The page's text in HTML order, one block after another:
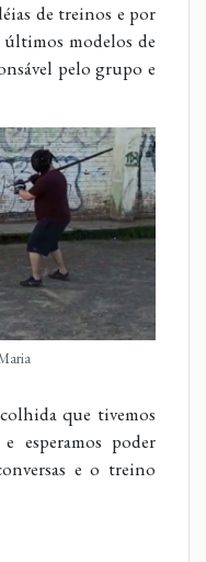
de treinos e por
modelos de
pelo grupo e
que tivemos
esperamos poder
e o treino